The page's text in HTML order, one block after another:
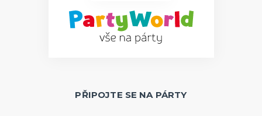
PŘIPOJTE SE NA PÁRTY